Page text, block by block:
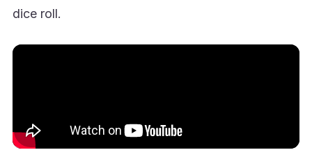
dice roll.